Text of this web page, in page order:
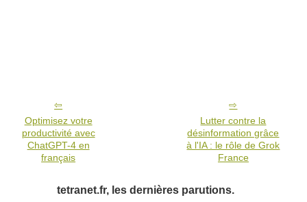
Optimisez votre
productivité avec
ChatGPT-4 en
français
Lutter contre la
désinformation grâce
à l'IA : le rôle de Grok
France
tetranet.fr, les dernières parutions.